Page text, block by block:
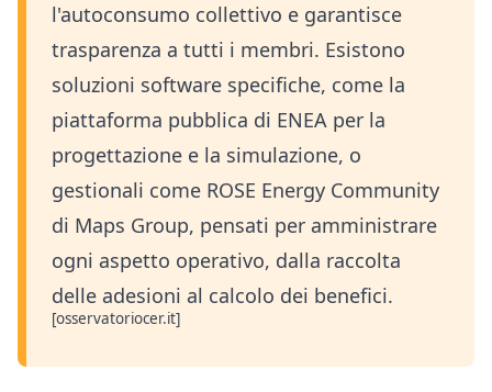
l'autoconsumo collettivo e garantisce
trasparenza a tutti i membri. Esistono
soluzioni software specifiche, come la
piattaforma pubblica di ENEA per la
progettazione e la simulazione, o
gestionali come ROSE Energy Community
di Maps Group, pensati per amministrare
ogni aspetto operativo, dalla raccolta
delle adesioni al calcolo dei benefici.
[osservatoriocer.it]